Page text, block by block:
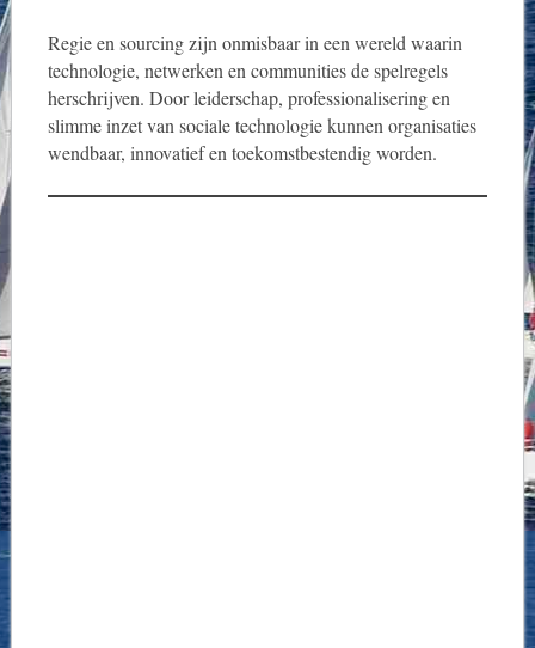
Regie en sourcing zijn onmisbaar in een wereld waarin
technologie, netwerken en communities de spelregels
herschrijven. Door leiderschap, professionalisering en
slimme inzet van sociale technologie kunnen organisaties
wendbaar, innovatief en toekomstbestendig worden.